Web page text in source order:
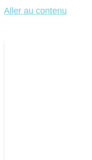
Aller au contenu